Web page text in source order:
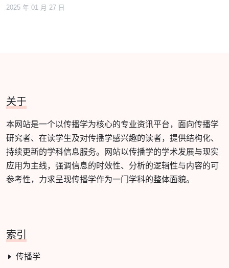
2025 年 01 月 27 日
关于
本网站是一个以传播学为核心的专业资讯平台，面向传播学
研究者、在读学生及对传播学感兴趣的读者，提供结构化、
持续更新的学科信息服务。网站以传播学的学术发展与现实
应用为主线，强调信息的时效性、分析的逻辑性与内容的可
参考性，力求呈现传播学作为一门学科的整体面貌。
索引
传播学